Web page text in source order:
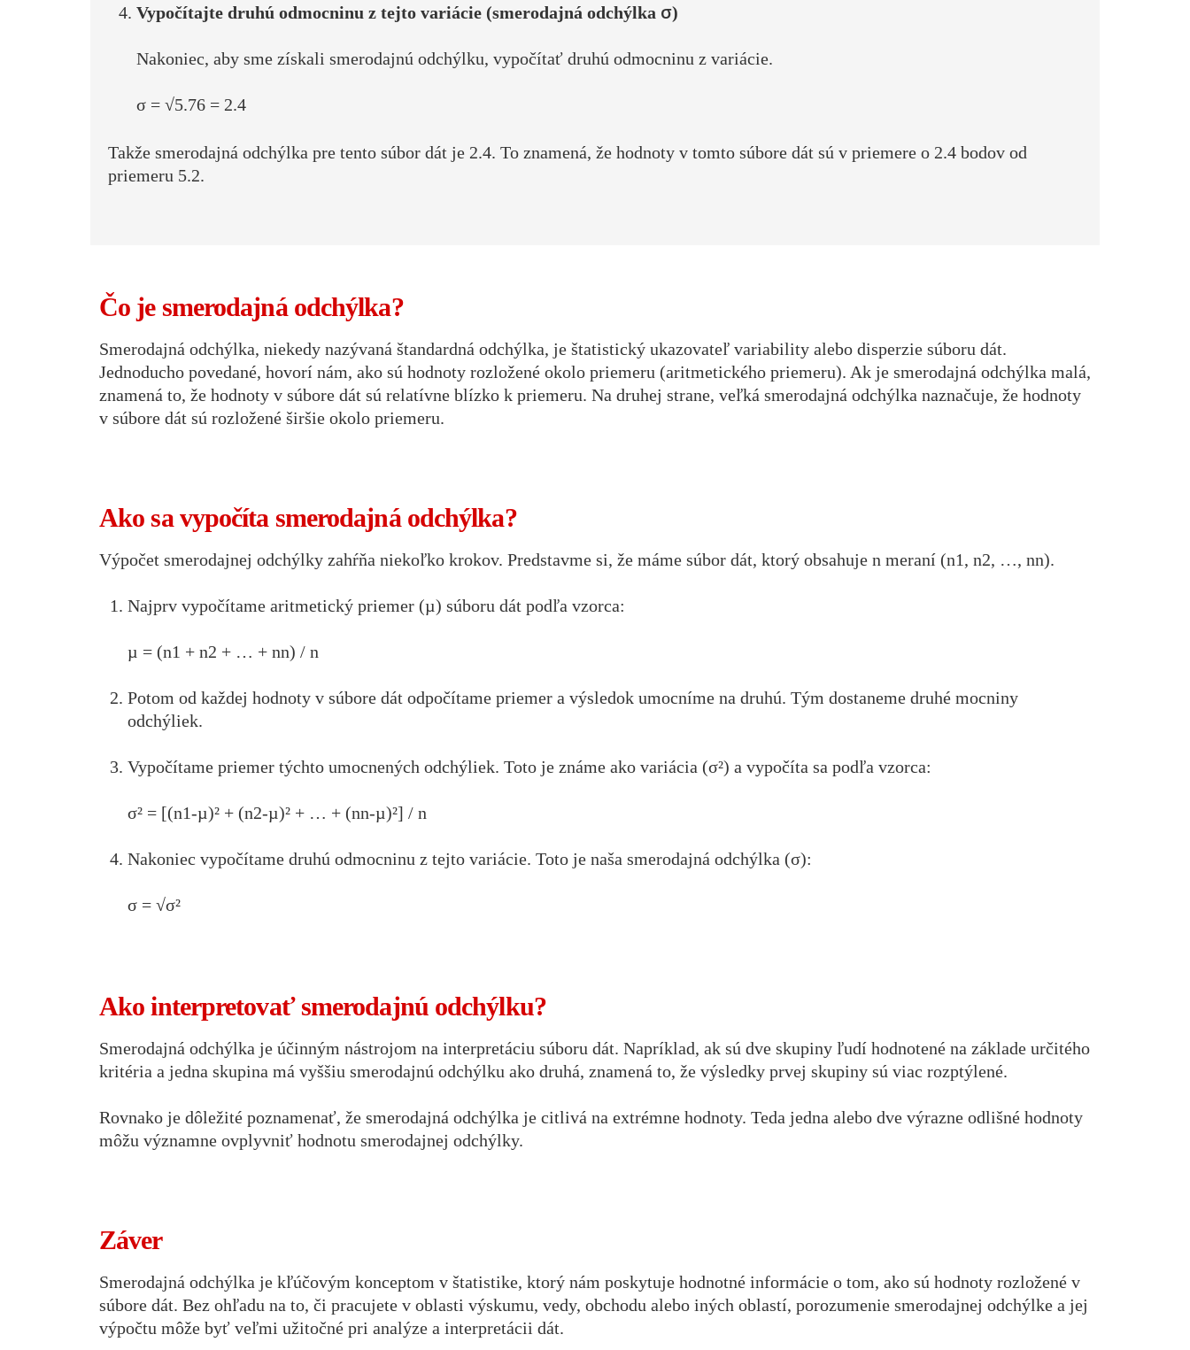
Vypočítajte druhú odmocninu z tejto variácie (smerodajná odchýlka σ)
Nakoniec, aby sme získali smerodajnú odchýlku, vypočítať druhú odmocninu z variácie.
σ = √5.76 = 2.4
Takže smerodajná odchýlka pre tento súbor dát je 2.4. To znamená, že hodnoty v tomto súbore dát sú v priemere o 2.4 bodov od
priemeru 5.2.
Čo je smerodajná odchýlka?
Smerodajná odchýlka, niekedy nazývaná štandardná odchýlka, je štatistický ukazovateľ variability alebo disperzie súboru dát.
Jednoducho povedané, hovorí nám, ako sú hodnoty rozložené okolo priemeru (aritmetického priemeru). Ak je smerodajná odchýlka malá,
znamená to, že hodnoty v súbore dát sú relatívne blízko k priemeru. Na druhej strane, veľká smerodajná odchýlka naznačuje, že hodnoty
v súbore dát sú rozložené širšie okolo priemeru.
Ako sa vypočíta smerodajná odchýlka?
Výpočet smerodajnej odchýlky zahŕňa niekoľko krokov. Predstavme si, že máme súbor dát, ktorý obsahuje n meraní (n1, n2, …, nn).
Najprv vypočítame aritmetický priemer (µ) súboru dát podľa vzorca:
µ = (n1 + n2 + … + nn) / n
Potom od každej hodnoty v súbore dát odpočítame priemer a výsledok umocníme na druhú. Tým dostaneme druhé mocniny
odchýliek.
Vypočítame priemer týchto umocnených odchýliek. Toto je známe ako variácia (σ²) a vypočíta sa podľa vzorca:
σ² = [(n1-µ)² + (n2-µ)² + … + (nn-µ)²] / n
Nakoniec vypočítame druhú odmocninu z tejto variácie. Toto je naša smerodajná odchýlka (σ):
σ = √σ²
Ako interpretovať smerodajnú odchýlku?
Smerodajná odchýlka je účinným nástrojom na interpretáciu súboru dát. Napríklad, ak sú dve skupiny ľudí hodnotené na základe určitého
kritéria a jedna skupina má vyššiu smerodajnú odchýlku ako druhá, znamená to, že výsledky prvej skupiny sú viac rozptýlené.
Rovnako je dôležité poznamenať, že smerodajná odchýlka je citlivá na extrémne hodnoty. Teda jedna alebo dve výrazne odlišné hodnoty
môžu významne ovplyvniť hodnotu smerodajnej odchýlky.
Záver
Smerodajná odchýlka je kľúčovým konceptom v štatistike, ktorý nám poskytuje hodnotné informácie o tom, ako sú hodnoty rozložené v
súbore dát. Bez ohľadu na to, či pracujete v oblasti výskumu, vedy, obchodu alebo iných oblastí, porozumenie smerodajnej odchýlke a jej
výpočtu môže byť veľmi užitočné pri analýze a interpretácii dát.